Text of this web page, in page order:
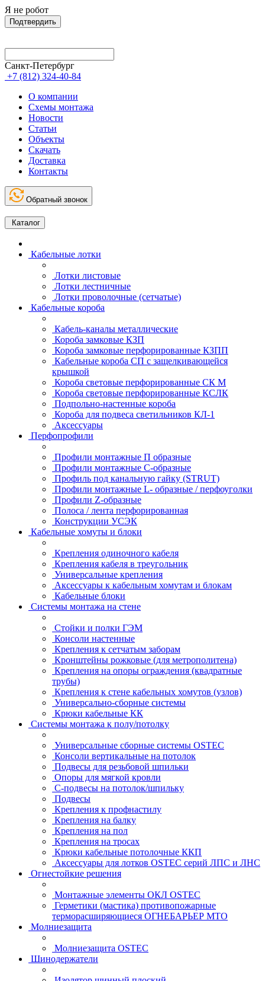
Я не робот
Подтвердить
Санкт-Петербург
+7 (812) 324-40-84
О компании
Схемы монтажа
Новости
Статьи
Объекты
Скачать
Доставка
Контакты
Обратный звонок
Каталог
Кабельные лотки
Лотки листовые
Лотки лестничные
Лотки проволочные (сетчатые)
Кабельные короба
Кабель-каналы металлические
Короба замковые КЗП
Короба замковые перфорированные КЗПП
Кабельные короба СП с защелкивающейся
крышкой
Короба световые перфорированные СК М
Короба световые перфорированные КСЛК
Подпольно-настенные короба
Короба для подвеса светильников КЛ-1
Аксессуары
Перфопрофили
Профили монтажные П образные
Профили монтажные C-образные
Профиль под канальную гайку (STRUT)
Профили монтажные L- образные / перфоуголки
Профили Z-образные
Полоса / лента перфорированная
Конструкции УСЭК
Кабельные хомуты и блоки
Крепления одиночного кабеля
Крепления кабеля в треугольник
Универсальные крепления
Аксессуары к кабельным хомутам и блокам
Кабельные блоки
Системы монтажа на стене
Стойки и полки ГЭМ
Консоли настенные
Крепления к сетчатым заборам
Кронштейны рожковые (для метрополитена)
Крепления на опоры ограждения (квадратные
трубы)
Крепления к стене кабельных хомутов (узлов)
Универсально-сборные системы
Крюки кабельные КК
Системы монтажа к полу/потолку
Универсальные сборные системы OSTEC
Консоли вертикальные на потолок
Подвесы для резьбовой шпильки
Опоры для мягкой кровли
С-подвесы на потолок/шпильку
Подвесы
Крепления к профнастилу
Крепления на балку
Крепления на пол
Крепления на тросах
Крюки кабельные потолочные ККП
Аксессуары для лотков OSTEC серий ЛПС и ЛНС
Огнестойкие решения
Монтажные элементы ОКЛ OSTEC
Герметики (мастика) противопожарные
терморасширяющиеся ОГНЕБАРЬЕР МТО
Молниезащита
Молниезащита OSTEC
Шинодержатели